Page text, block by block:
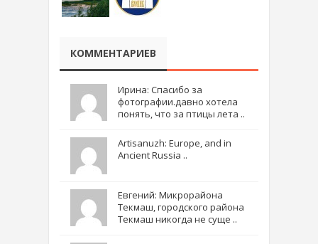
КОММЕНТАРИЕВ
Ирина: Спасибо за
фотографии.давно хотела
понять, что за птицы лета ..
Artisanuzh: Europe, and in
Ancient Russia ..
Евгений: Микрорайона
Текмаш, городского района
Текмаш никогда не суще ..